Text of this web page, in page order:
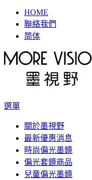
HOME
聯絡我們
简体
選單
關於墨視野
最新優惠消息
時尚偏光墨鏡
偏光套鏡商品
兒童偏光墨鏡